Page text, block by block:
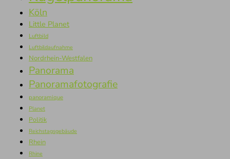
Köln
Little Planet
Luftbild
Luftbildaufnahme
Nordrhein-Westfalen
Panorama
Panoramafotografie
panoramique
Planet
Politik
Reichstagsgebäude
Rhein
Rhine